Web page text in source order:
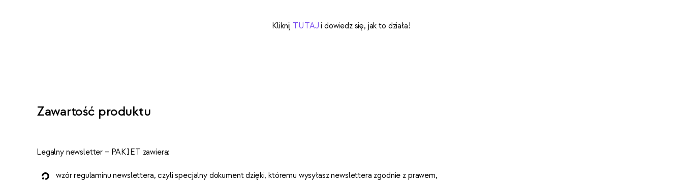
Kliknij TUTAJ i dowiedz się, jak to działa!
Zawartość produktu
Legalny newsletter – PAKIET zawiera:
wzór regulaminu newslettera, czyli specjalny dokument dzięki, któremu wysyłasz newslettera zgodnie z prawem,